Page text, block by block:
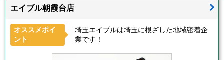
エイブル朝霞台店
オススメポイ
ント
埼玉エイブルは埼玉に根ざした地域密着企
業です！